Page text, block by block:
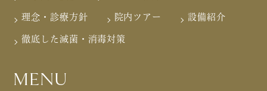
理念・診療方針 院内ツアー 設備紹介
徹底した滅菌・消毒対策
MENU